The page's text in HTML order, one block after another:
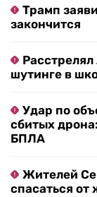
Трамп
закончится
шутинге в
Удар по
сбитых
БПЛА
Жителей
спасаться от